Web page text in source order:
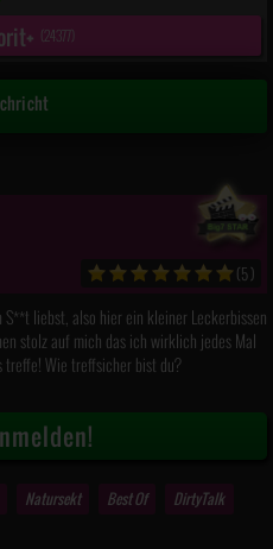
(24377)
(5)
liebst, also hier ein kleiner Leckerbissen
stolz auf mich das ich wirklich jedes Mal
treffe! Wie treffsicher bist du?
Natursekt Best Of
DirtyTalk